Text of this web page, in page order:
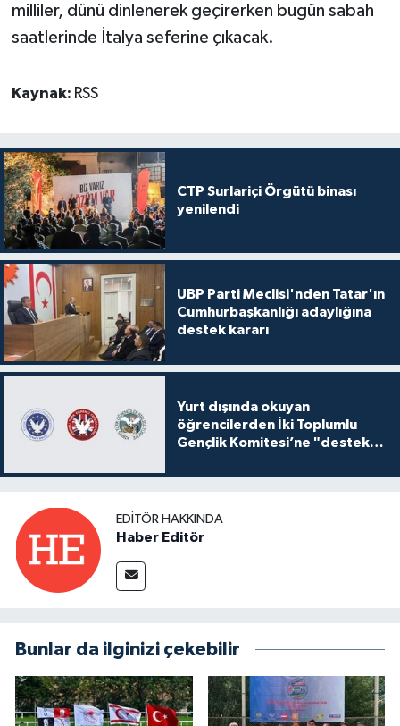
milliler, dünü dinlenerek geçirerken bugün sabah
saatlerinde İtalya seferine çıkacak.
Kaynak: RSS
CTP Surlariçi Örgütü binası
yenilendi
UBP Parti Meclisi'nden Tatar'ın
Cumhurbaşkanlığı adaylığına
destek kararı
Yurt dışında okuyan
öğrencilerden İki Toplumlu
Gençlik Komitesi’ne "destek
EDITÖR HAKKINDA
Haber Editör
Bunlar da ilginizi çekebilir